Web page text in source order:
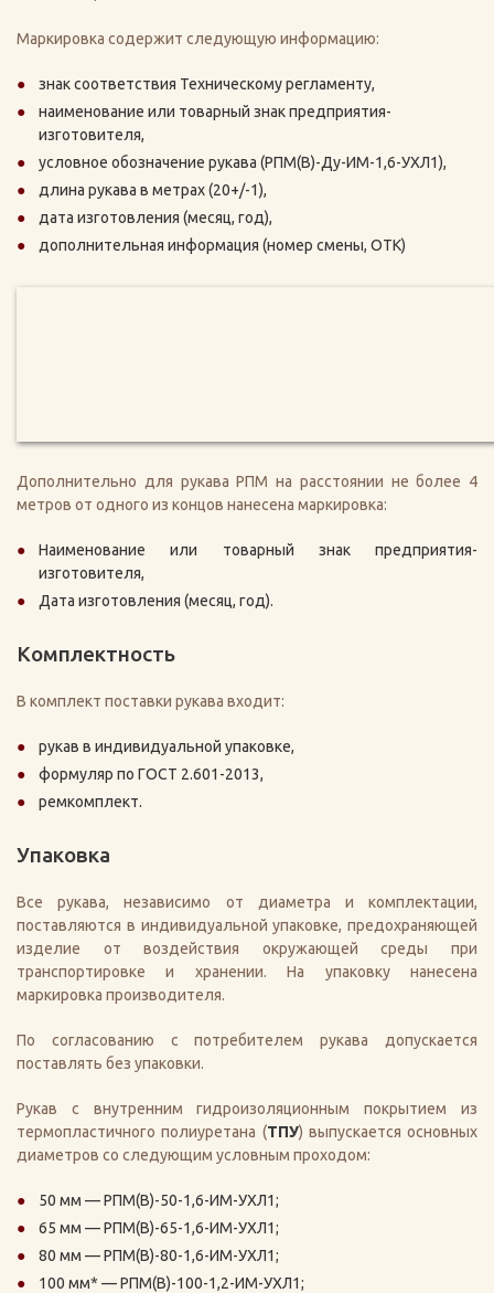
Маркировка содержит следующую информацию:
знак соответствия Техническому регламенту,
наименование или товарный знак предприятия-
изготовителя,
условное обозначение рукава (РПМ(В)-Ду-ИМ-1,6-УХЛ1),
длина рукава в метрах (20+/-1),
дата изготовления (месяц, год),
дополнительная информация (номер смены, ОТК)
Дополнительно для рукава РПМ на расстоянии не более 4
метров от одного из концов нанесена маркировка:
Наименование или товарный знак предприятия-
изготовителя,
Дата изготовления (месяц, год).
Комплектность
В комплект поставки рукава входит:
рукав в индивидуальной упаковке,
формуляр по ГОСТ 2.601-2013,
ремкомплект.
Упаковка
Все рукава, независимо от диаметра и комплектации,
поставляются в индивидуальной упаковке, предохраняющей
изделие от воздействия окружающей среды при
транспортировке и хранении. На упаковку нанесена
маркировка производителя.
По согласованию с потребителем рукава допускается
поставлять без упаковки.
Рукав с внутренним гидроизоляционным покрытием из
термопластичного полиуретана (ТПУ) выпускается основных
диаметров со следующим условным проходом:
50 мм — РПМ(В)-50-1,6-ИМ-УХЛ1;
65 мм — РПМ(В)-65-1,6-ИМ-УХЛ1;
80 мм — РПМ(В)-80-1,6-ИМ-УХЛ1;
100 мм* — РПМ(В)-100-1,2-ИМ-УХЛ1;